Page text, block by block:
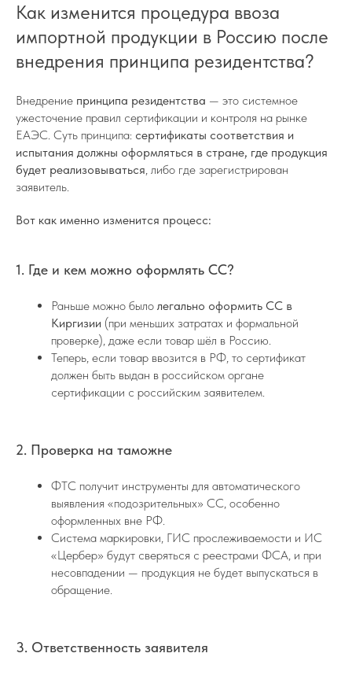
Как изменится процедура ввоза
импортной продукции в Россию после
внедрения принципа резидентства?
Внедрение принципа резидентства — это системное
ужесточение правил сертификации и контроля на рынке
ЕАЭС. Суть принципа: сертификаты соответствия и
испытания должны оформляться в стране, где продукция
будет реализовываться, либо где зарегистрирован
заявитель.
Вот как именно изменится процесс:
1. Где и кем можно оформлять СС?
Раньше можно было легально оформить СС в
Киргизии (при меньших затратах и формальной
проверке), даже если товар шёл в Россию.
Теперь, если товар ввозится в РФ, то сертификат
должен быть выдан в российском органе
сертификации с российским заявителем.
2. Проверка на таможне
ФТС получит инструменты для автоматического
выявления «подозрительных» СС, особенно
оформленных вне РФ.
Система маркировки, ГИС прослеживаемости и ИС
«Цербер» будут сверяться с реестрами ФСА, и при
несовпадении — продукция не будет выпускаться в
обращение.
3. Ответственность заявителя